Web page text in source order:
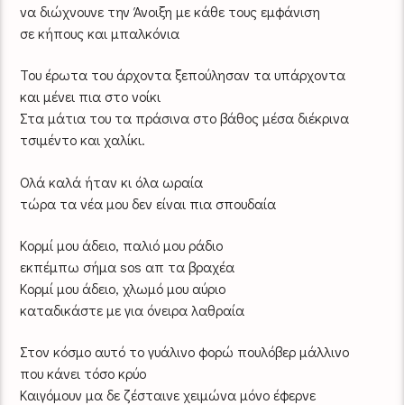
να διώχνουνε την Άνοιξη με κάθε τους εμφάνιση
σε κήπους και μπαλκόνια
Του έρωτα του άρχοντα ξεπούλησαν τα υπάρχοντα
και μένει πια στο νοίκι
Στα μάτια του τα πράσινα στο βάθος μέσα διέκρινα
τσιμέντο και χαλίκι.
Ολά καλά ήταν κι όλα ωραία
τώρα τα νέα μου δεν είναι πια σπουδαία
Κορμί μου άδειο, παλιό μου ράδιο
εκπέμπω σήμα sos απ τα βραχέα
Κορμί μου άδειο, χλωμό μου αύριο
καταδικάστε με για όνειρα λαθραία
Στον κόσμο αυτό το γυάλινο φορώ πουλόβερ μάλλινο
που κάνει τόσο κρύο
Καιγόμουν μα δε ζέσταινε χειμώνα μόνο έφερνε